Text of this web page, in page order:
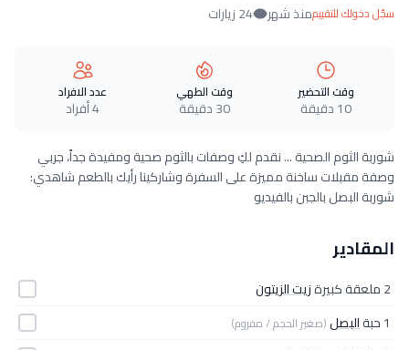
سجّل دخولك للتقييممنذ شهر 24 زيارات
وقت التحضير
10 دقيقة
وقت الطهي
30 دقيقة
عدد الافراد
4 أفراد
شوربة الثوم الصحية ... نقدم لكِ وصفات بالثوم صحية ومفيدة جداً، جربي
وصفة مقبلات ساخنة مميزة على السفرة وشاركينا رأيك بالطعم شاهدي:
شوربة البصل بالجبن بالفيديو
المقادير
2 ملعقة كبيرة
زيت الزيتون
1 حبة
البصل(صغير الحجم / مفروم)